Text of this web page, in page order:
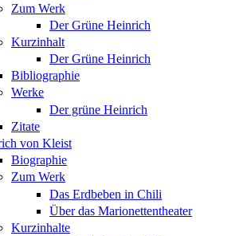
Zum Werk
Der Grüne Heinrich
Kurzinhalt
Der Grüne Heinrich
Bibliographie
Werke
Der grüne Heinrich
Zitate
von Kleist
Biographie
Zum Werk
Das Erdbeben in Chili
Über das Marionettentheater
Kurzinhalte